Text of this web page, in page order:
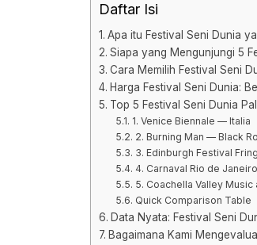
Daftar Isi
Apa itu Festival Seni Dunia
Siapa yang Mengunjungi 5
Cara Memilih Festival Seni
Harga Festival Seni Dunia:
Top 5 Festival Seni Dunia
1. Venice Biennale — Italia
2. Burning Man — Black
3. Edinburgh Festival
4. Carnaval Rio de
5. Coachella Valley
Quick Comparison Table
Data Nyata: Festival Seni
Bagaimana Kami